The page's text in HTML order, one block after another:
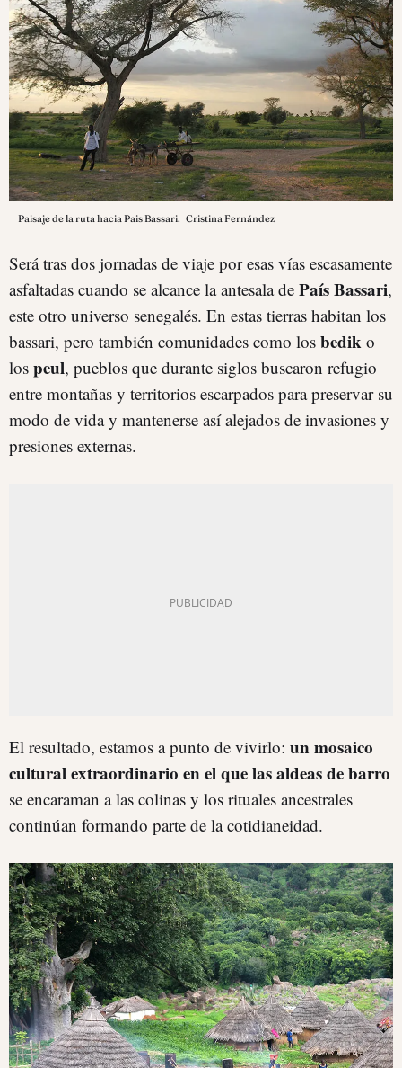
Paisaje de la ruta hacia Pais Bassari. Cristina Fernández
Será tras dos jornadas de viaje por esas vías escasamente
asfaltadas cuando se alcance la antesala de País Bassari,
este otro universo senegalés. En estas tierras habitan los
bassari, pero también comunidades como los bedik o
los peul, pueblos que durante siglos buscaron refugio
entre montañas y territorios escarpados para preservar su
modo de vida y mantenerse así alejados de invasiones y
presiones externas.
El resultado, estamos a punto de vivirlo: un mosaico
cultural extraordinario en el que las aldeas de barro
se encaraman a las colinas y los rituales ancestrales
continúan formando parte de la cotidianeidad.